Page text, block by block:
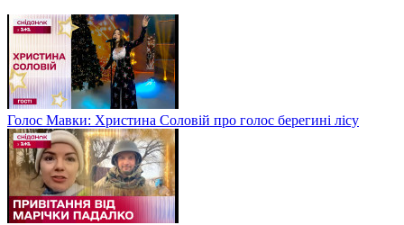
Голос Мавки: Христина Соловій про голос берегині лісу